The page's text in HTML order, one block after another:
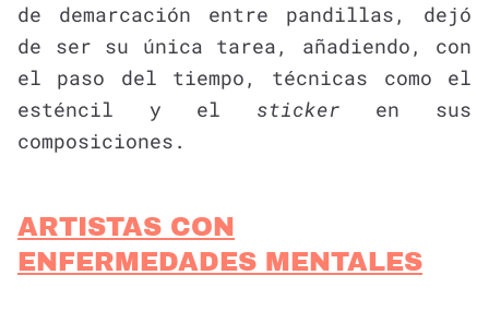
de demarcación entre pandillas, dejó
de ser su única tarea, añadiendo, con
el paso del tiempo, técnicas como el
esténcil y el sticker en sus
composiciones.
ARTISTAS CON
ENFERMEDADES MENTALES